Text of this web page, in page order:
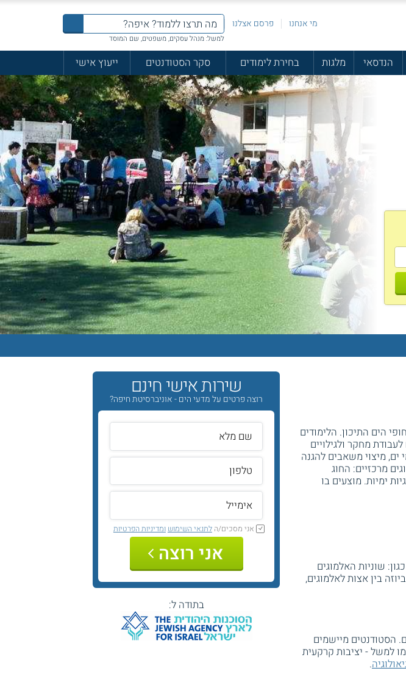
מי אנחנו פרסם אצלנו
למשל: מנהל עסקים, משפטים, שם המוסד
הנדסאי מלגות בחירת לימודים סקר הסטודנטים
ייעוץ אישי
הים התיכון. הלימודים
מחקר ולגילויים
מיצוי משאבים להגנה
מרכזיים: החוג
ימיות. מוצעים בו
שוניות האלמוגים
בין אצות לאלמוגים,
הסטודנטים מיישמים
למשל - יציבות קרקעית
.
שירות אישי חינם
רוצה פרטים על מדעי הים - אוניברסיטת חיפה?
אני מסכים/הלתנאי השימוש ומדיניות הפרטיות
אני רוצה
בתודה ל: